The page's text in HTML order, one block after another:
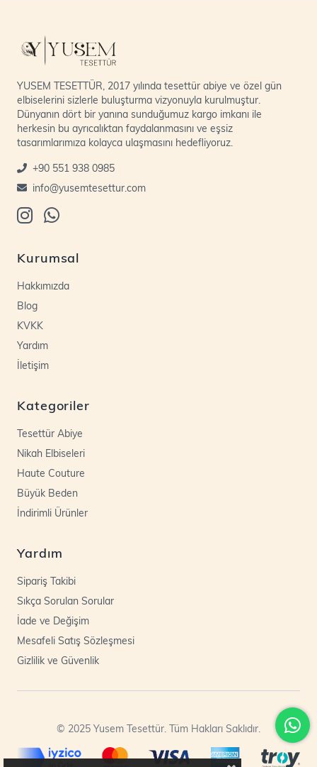
YUSEM TESETTÜR, 2017 yılında tesettür abiye ve özel gün
elbiselerini sizlerle buluşturma vizyonuyla kurulmuştur.
Dünyanın dört bir yanına sunduğumuz kargo imkanı ile
herkesin bu ayrıcalıktan faydalanmasını ve eşsiz
tasarımlarımıza kolayca ulaşmasını hedefliyoruz.
+90 551 938 0985
info@yusemtesettur.com
Kurumsal
Hakkımızda
Blog
KVKK
Yardım
İletişim
Kategoriler
Tesettür Abiye
Nikah Elbiseleri
Haute Couture
Büyük Beden
İndirimli Ürünler
Yardım
Sipariş Takibi
Sıkça Sorulan Sorular
İade ve Değişim
Mesafeli Satış Sözleşmesi
Gizlilik ve Güvenlik
© 2025 Yusem Tesettür. Tüm Hakları Saklıdır.